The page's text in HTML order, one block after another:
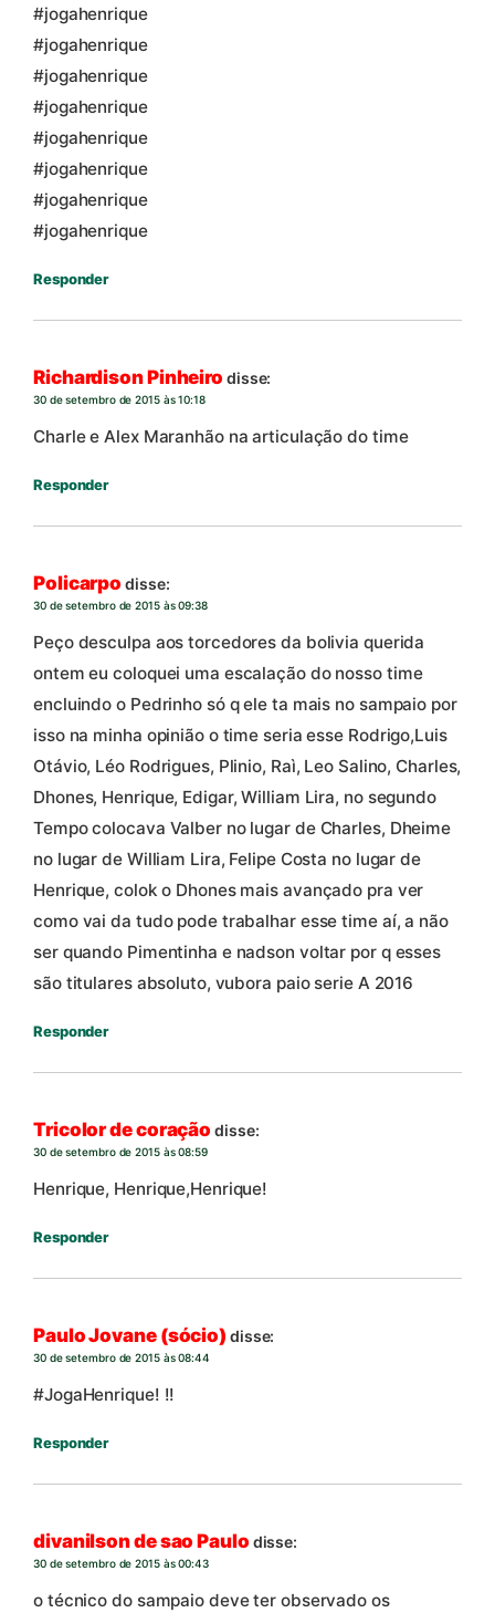
#jogahenrique
#jogahenrique
#jogahenrique
#jogahenrique
#jogahenrique
#jogahenrique
#jogahenrique
#jogahenrique
Responder
Richardison Pinheiro disse:
30 de setembro de 2015 às 10:18
Charle e Alex Maranhão na articulação do time
Responder
Policarpo disse:
30 de setembro de 2015 às 09:38
Peço desculpa aos torcedores da bolivia querida
ontem eu coloquei uma escalação do nosso time
encluindo o Pedrinho só q ele ta mais no sampaio por
isso na minha opinião o time seria esse Rodrigo,Luis
Otávio, Léo Rodrigues, Plinio, Raì, Leo Salino, Charles,
Dhones, Henrique, Edigar, William Lira, no segundo
Tempo colocava Valber no lugar de Charles, Dheime
no lugar de William Lira, Felipe Costa no lugar de
Henrique, colok o Dhones mais avançado pra ver
como vai da tudo pode trabalhar esse time aí, a não
ser quando Pimentinha e nadson voltar por q esses
são titulares absoluto, vubora paio serie A 2016
Responder
Tricolor de coração disse:
30 de setembro de 2015 às 08:59
Henrique, Henrique,Henrique!
Responder
Paulo Jovane (sócio) disse:
30 de setembro de 2015 às 08:44
#JogaHenrique! !!
Responder
divanilson de sao Paulo disse:
30 de setembro de 2015 às 00:43
o técnico do sampaio deve ter observado os